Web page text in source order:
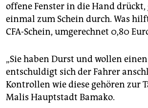
genossenschaft
epaper login
offene Fenster in die Hand drückt,
einmal zum Schein durch. Was
CFA-Schein, umgerechnet 0,80
„Sie haben Durst und wollen
entschuldigt sich der Fahrer
Kontrollen wie diese gehören zur
Malis Hauptstadt Bamako.